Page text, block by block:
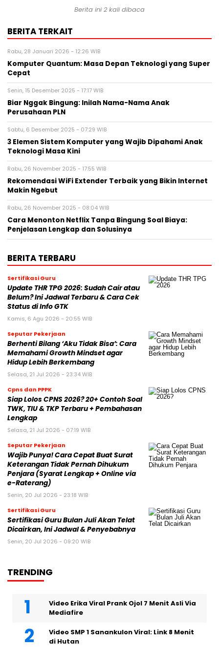
Berita ini 2 kali dibaca
BERITA TERKAIT
Rabu, 28 Januari 2026 - 12:26 WIB
Komputer Quantum: Masa Depan Teknologi yang Super
Cepat
Senin, 15 Desember 2025 - 17:17 WIB
Biar Nggak Bingung: Inilah Nama-Nama Anak
Perusahaan PLN
Sabtu, 6 Desember 2025 - 07:29 WIB
3 Elemen Sistem Komputer yang Wajib Dipahami Anak
Teknologi Masa Kini
Rabu, 26 November 2025 - 17:55 WIB
Rekomendasi WiFi Extender Terbaik yang Bikin Internet
Makin Ngebut
Rabu, 26 November 2025 - 08:04 WIB
Cara Menonton Netflix Tanpa Bingung Soal Biaya:
Penjelasan Lengkap dan Solusinya
BERITA TERBARU
Sertifikasi Guru
Update THR TPG 2026: Sudah Cair atau
Belum? Ini Jadwal Terbaru & Cara Cek
Status di Info GTK
Kamis, 6 Agu 2026 - 20:55 WIB
Seputar Pekerjaan
Berhenti Bilang ‘Aku Tidak Bisa’: Cara
Memahami Growth Mindset agar
Hidup Lebih Berkembang
Selasa, 21 Jul 2026 - 23:34 WIB
Cpns dan PPPK
Siap Lolos CPNS 2026? 20+ Contoh Soal
TWK, TIU & TKP Terbaru + Pembahasan
Lengkap
Selasa, 21 Jul 2026 - 07:19 WIB
Seputar Pekerjaan
Wajib Punya! Cara Cepat Buat Surat
Keterangan Tidak Pernah Dihukum
Penjara (Syarat Lengkap + Online via
e-Raterang)
Senin, 20 Jul 2026 - 23:18 WIB
Sertifikasi Guru
Sertifikasi Guru Bulan Juli Akan Telat
Dicairkan, Ini Jadwal & Penyebabnya
Senin, 20 Jul 2026 - 09:20 WIB
TRENDING
Video Erika Viral Prank Ojol 7 Menit Asli Via
Mediafire
Video SMP 1 Sanankulon Viral: Link 8 Menit
di Hutan